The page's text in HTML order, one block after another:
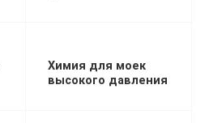
Химия для моек
высокого давления